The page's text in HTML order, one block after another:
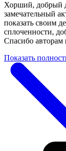
Хорший, добрый
замечательный
показать своим
сплоченности,
Спасибо авторам
Показать